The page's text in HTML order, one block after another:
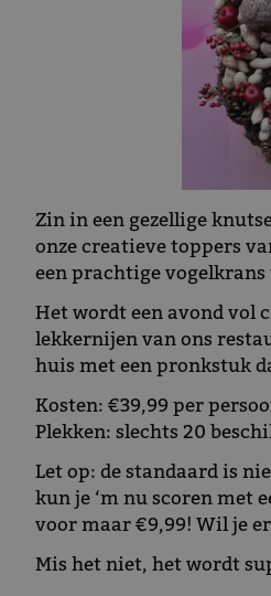
Zin in een gezellige
onze creatieve toppers
een prachtige vogelkrans
Het wordt een avond vol
lekkernijen van ons
huis met een pronkstuk
Kosten: €39,99 per
Plekken: slechts 20
Let op: de standaard is
kun je ‘m nu scoren met
voor maar €9,99! Wil je
Mis het niet, het wordt